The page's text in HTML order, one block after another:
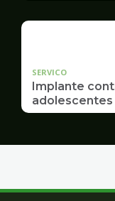
SERVICO
Implante
adolescentes